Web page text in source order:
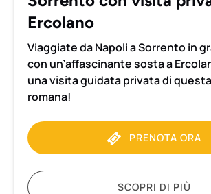
Ercolano
Viaggiate da Napoli a Sorrento in
con un’affascinante sosta a
una visita guidata privata di
romana!
PRENOTA ORA
SCOPRI DI PIÙ